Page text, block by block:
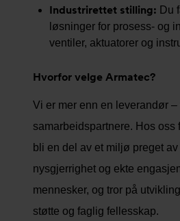
Industrirettet stilling: Du
løsninger for prosess- og
ventiler, aktuatorer og
Hvorfor velge Armatec?
Vi er mer enn en leverandør
samarbeidspartnere. Hos oss
bli en del av et miljø preget
nysgjerrighet og ekte
mennesker, og tror på
støtte og faglig fellesskap.